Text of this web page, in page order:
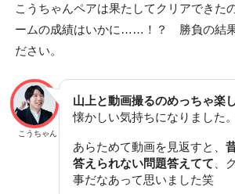
こうちゃんペアは果たしてクリアできた
ームの成績はいかに……！？ 勝負の結果
ださい。
こうちゃん
山上と動画撮るのめっちゃ楽
懐かしい気持ちになりました
あらためて動画を見返すと、
答えられない問題答えてて 、
事だなあって思いました笑